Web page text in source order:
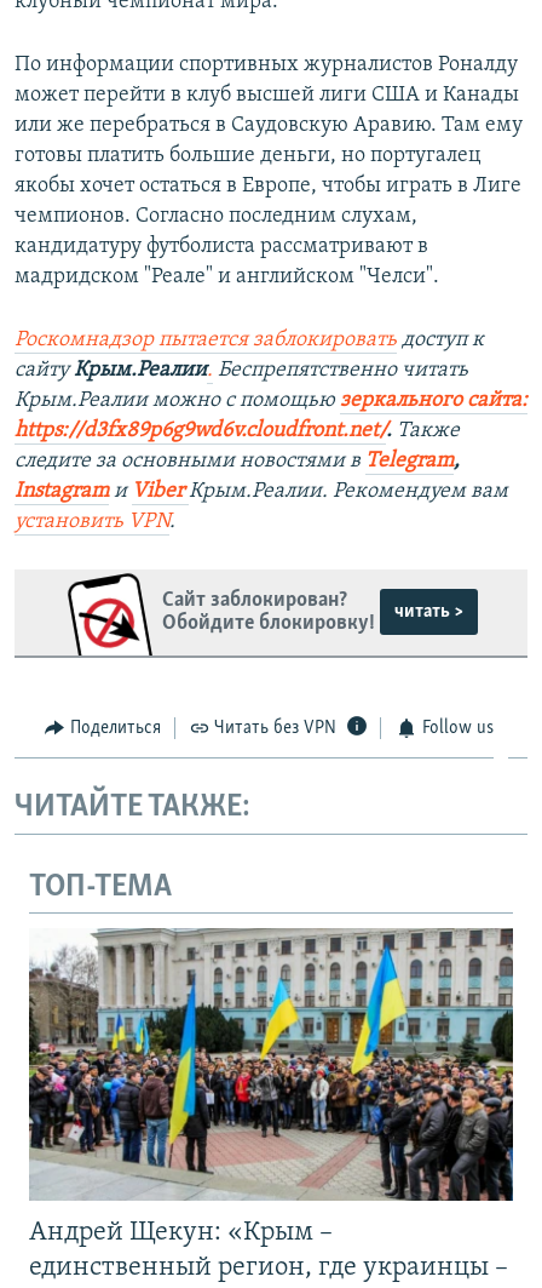
По информации спортивных журналистов Роналду
может перейти в клуб высшей лиги США и Канады
или же перебраться в Саудовскую Аравию. Там ему
готовы платить большие деньги, но португалец
якобы хочет остаться в Европе, чтобы играть в Лиге
чемпионов. Согласно последним слухам,
кандидатуру футболиста рассматривают в
мадридском "Реале" и английском "Челси".
Роскомнадзор пытается заблокировать доступ к
сайтуКрым.Реалии. Беспрепятственно читать
Крым.Реалии можно с помощью зеркального сайта:
https://d3fx89p6g9wd6v.cloudfront.net/. ​ Также
следите за основными новостями в Telegram,
Instagram и ViberКрым.Реалии. Рекомендуем вам
установить VPN.
Сайт заблокирован?
Обойдите блокировку!
читать >
Поделиться Читать без VPN Follow us
ЧИТАЙТЕ ТАКЖЕ:
ТОП-ТЕМА
Андрей Щекун: «Крым –
единственный регион, где украинцы –